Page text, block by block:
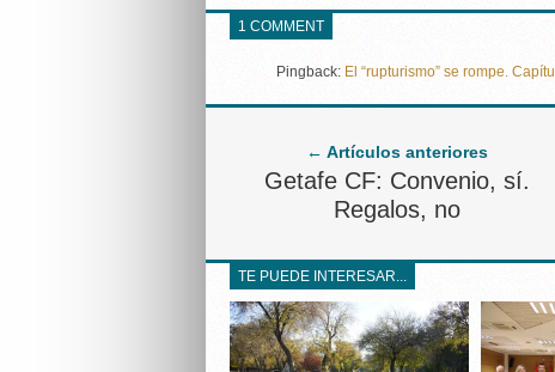
1 COMMENT
Pingback: El “rupturismo” se rompe.
← Artículos anteriores
Getafe CF: Convenio, sí.
Regalos, no
TE PUEDE INTERESAR...